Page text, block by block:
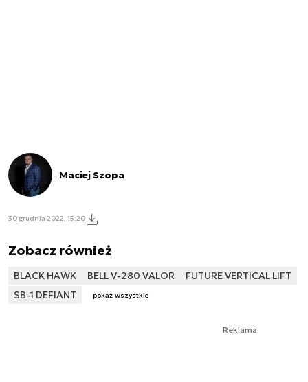
Maciej Szopa
30 grudnia 2022, 15:20
Zobacz również
BLACK HAWK BELL V-280 VALOR
FUTURE VERTICAL LIFT
SB-1 DEFIANT
pokaż wszystkie
Reklama